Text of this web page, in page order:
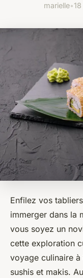
marielle•
Enfilez vos
immerger dans la
vous soyez un
cette exploration
voyage culinaire
sushis et makis.